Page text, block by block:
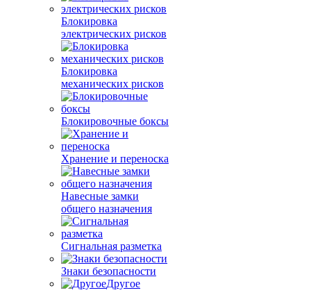
Блокировка
электрических рисков
Блокировка
механических рисков
Блокировочные боксы
Хранение и переноска
Навесные замки
общего назначения
Сигнальная разметка
Знаки безопасности
Другое